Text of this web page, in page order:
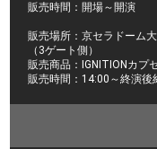
販売時間：開場～開演
販売場所：京セラドーム
（3ゲート側）
販売商品：IGNITIONカプ
販売時間：14:00～終演後